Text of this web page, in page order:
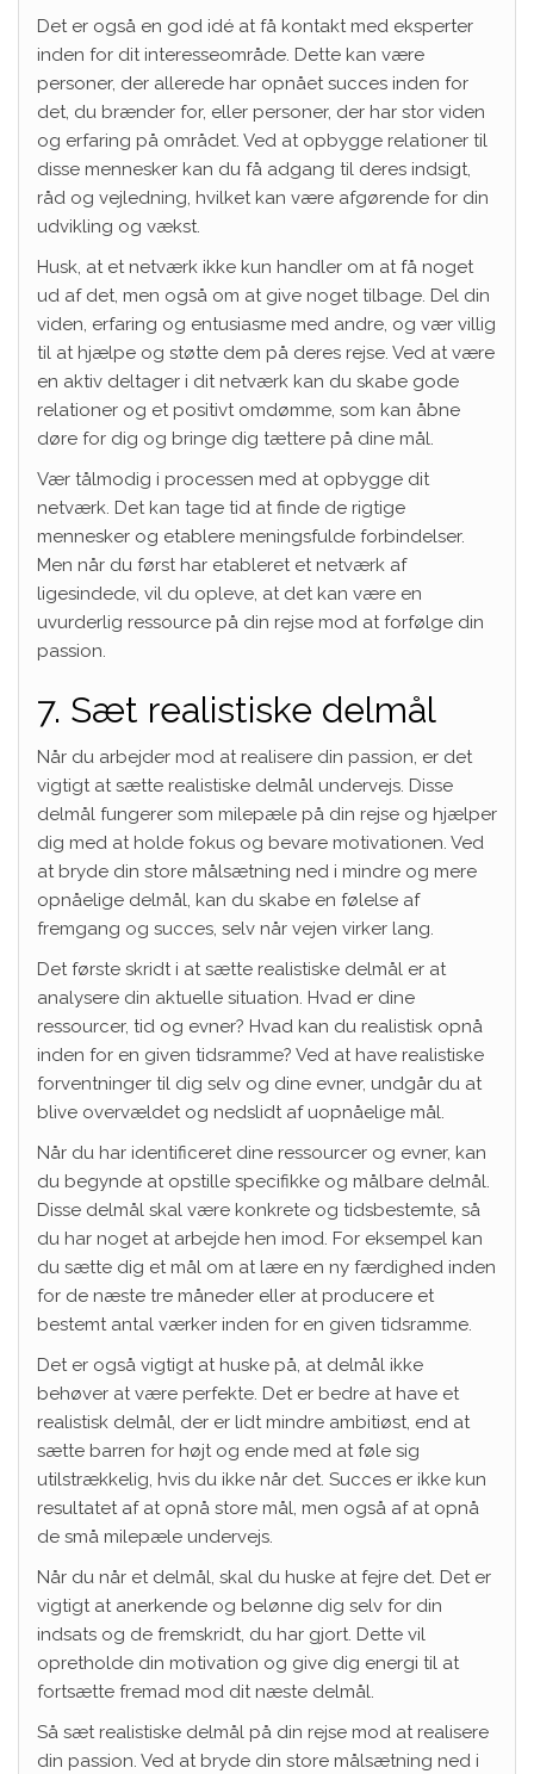
Det er også en god idé at få kontakt med eksperter
inden for dit interesseområde. Dette kan være
personer, der allerede har opnået succes inden for
det, du brænder for, eller personer, der har stor viden
og erfaring på området. Ved at opbygge relationer til
disse mennesker kan du få adgang til deres indsigt,
råd og vejledning, hvilket kan være afgørende for din
udvikling og vækst.
Husk, at et netværk ikke kun handler om at få noget
ud af det, men også om at give noget tilbage. Del din
viden, erfaring og entusiasme med andre, og vær villig
til at hjælpe og støtte dem på deres rejse. Ved at være
en aktiv deltager i dit netværk kan du skabe gode
relationer og et positivt omdømme, som kan åbne
døre for dig og bringe dig tættere på dine mål.
Vær tålmodig i processen med at opbygge dit
netværk. Det kan tage tid at finde de rigtige
mennesker og etablere meningsfulde forbindelser.
Men når du først har etableret et netværk af
ligesindede, vil du opleve, at det kan være en
uvurderlig ressource på din rejse mod at forfølge din
passion.
7. Sæt realistiske delmål
Når du arbejder mod at realisere din passion, er det
vigtigt at sætte realistiske delmål undervejs. Disse
delmål fungerer som milepæle på din rejse og hjælper
dig med at holde fokus og bevare motivationen. Ved
at bryde din store målsætning ned i mindre og mere
opnåelige delmål, kan du skabe en følelse af
fremgang og succes, selv når vejen virker lang.
Det første skridt i at sætte realistiske delmål er at
analysere din aktuelle situation. Hvad er dine
ressourcer, tid og evner? Hvad kan du realistisk opnå
inden for en given tidsramme? Ved at have realistiske
forventninger til dig selv og dine evner, undgår du at
blive overvældet og nedslidt af uopnåelige mål.
Når du har identificeret dine ressourcer og evner, kan
du begynde at opstille specifikke og målbare delmål.
Disse delmål skal være konkrete og tidsbestemte, så
du har noget at arbejde hen imod. For eksempel kan
du sætte dig et mål om at lære en ny færdighed inden
for de næste tre måneder eller at producere et
bestemt antal værker inden for en given tidsramme.
Det er også vigtigt at huske på, at delmål ikke
behøver at være perfekte. Det er bedre at have et
realistisk delmål, der er lidt mindre ambitiøst, end at
sætte barren for højt og ende med at føle sig
utilstrækkelig, hvis du ikke når det. Succes er ikke kun
resultatet af at opnå store mål, men også af at opnå
de små milepæle undervejs.
Når du når et delmål, skal du huske at fejre det. Det er
vigtigt at anerkende og belønne dig selv for din
indsats og de fremskridt, du har gjort. Dette vil
opretholde din motivation og give dig energi til at
fortsætte fremad mod dit næste delmål.
Så sæt realistiske delmål på din rejse mod at realisere
din passion. Ved at bryde din store målsætning ned i